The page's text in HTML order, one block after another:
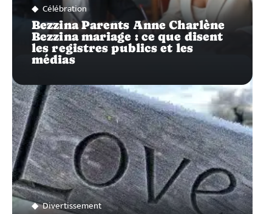
Célébration
Bezzina Parents Anne Charlène
Bezzina mariage : ce que disent
les registres publics et les
médias
Divertissement